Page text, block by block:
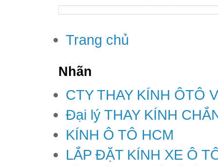
Trang chủ
Nhãn
CTY THAY KÍNH ÔTÔ
Đại lý THAY KÍNH
KÍNH Ô TÔ HCM
LẮP ĐẶT KÍNH XE Ô